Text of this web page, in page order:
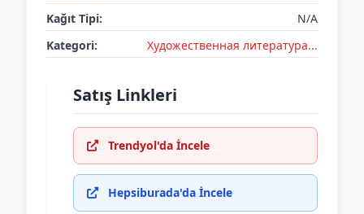
Kağıt Tipi:
N/A
Kategori:
Художественная литература...
Satış Linkleri
Trendyol'da İncele
Hepsiburada'da İncele